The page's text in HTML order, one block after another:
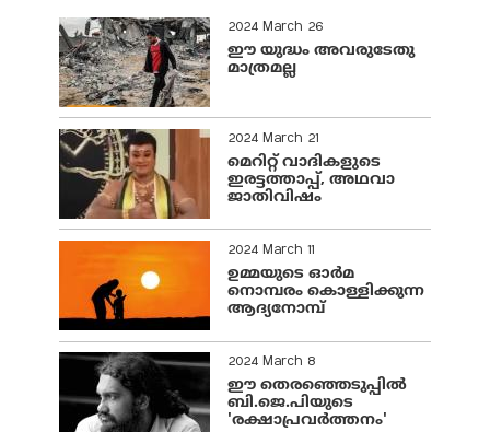
2024 March 26
ഈ യുദ്ധം അവരുടേതു
മാത്രമല്ല
2024 March 21
മെറിറ്റ് വാദികളുടെ
ഇരട്ടത്താപ്പ്, അഥവാ
ജാതിവിഷം
2024 March 11
ഉമ്മയുടെ ഓർമ
നൊമ്പരം കൊള്ളിക്കുന്ന
ആദ്യനോമ്പ്
2024 March 8
ഈ തെരഞ്ഞെടുപ്പില്‍
ബി.ജെ.പിയുടെ
'രക്ഷാപ്രവര്‍ത്തനം'